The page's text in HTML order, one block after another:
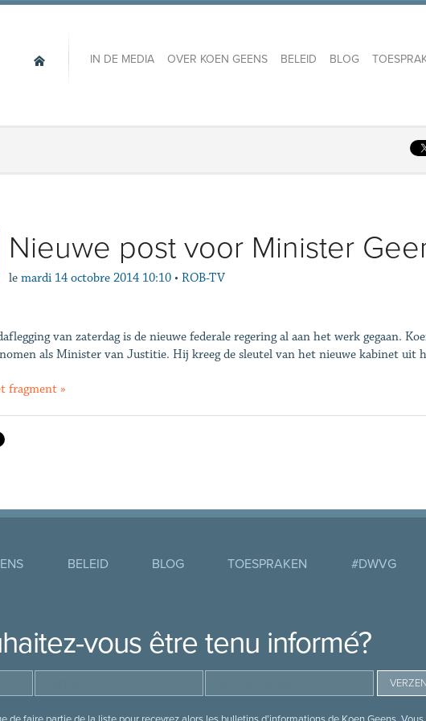
IN DE MEDIA OVER KOEN GEENS BELEID BLOG
Nieuwe post voor Minister
le mardi 14 octobre 2014 10:10 • ROB-TV
van zaterdag is de nieuwe federale regering al aan het werk gegaan.
als Minister van Justitie. Hij kreeg de sleutel van het nieuwe kabinet uit
fragment »
BELEID BLOG TOESPRAKEN #DWVG
vous être tenu informé?